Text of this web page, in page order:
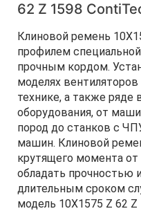
62 Z 1598
Клиновой ремень
профилем
прочным кордом.
моделях
технике, а также
оборудования, от
пород до станков с
машин. Клиновой
крутящего момента от
обладать прочностью
длительным сроком
модель 10Х1575 Z 62